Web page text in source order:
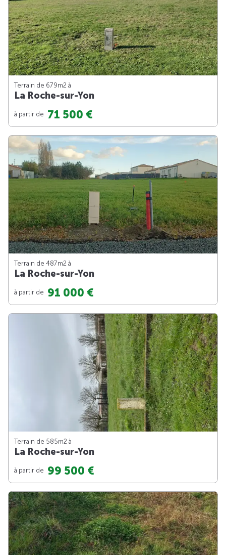
Terrain de 679m2 à
La Roche-sur-Yon
à partir de 71 500 €
Terrain de 487m2 à
La Roche-sur-Yon
à partir de 91 000 €
Terrain de 585m2 à
La Roche-sur-Yon
à partir de 99 500 €